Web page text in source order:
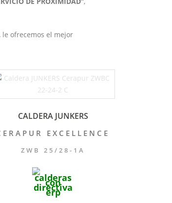
le ofrecemos el mejor
CALDERA JUNKERS
EXCELLENCE
ZWB 25/28-1A